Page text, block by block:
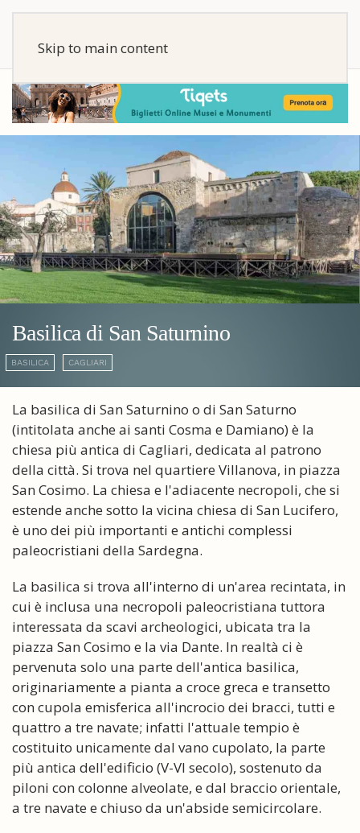
Skip to main content
Basilica di San Saturnino
BASILICA CAGLIARI
La basilica di San Saturnino o di San Saturno
(intitolata anche ai santi Cosma e Damiano) è la
chiesa più antica di Cagliari, dedicata al patrono
della città. Si trova nel quartiere Villanova, in piazza
San Cosimo. La chiesa e l'adiacente necropoli, che si
estende anche sotto la vicina chiesa di San Lucifero,
è uno dei più importanti e antichi complessi
paleocristiani della Sardegna.
La basilica si trova all'interno di un'area recintata, in
cui è inclusa una necropoli paleocristiana tuttora
interessata da scavi archeologici, ubicata tra la
piazza San Cosimo e la via Dante. In realtà ci è
pervenuta solo una parte dell'antica basilica,
originariamente a pianta a croce greca e transetto
con cupola emisferica all'incrocio dei bracci, tutti e
quattro a tre navate; infatti l'attuale tempio è
costituito unicamente dal vano cupolato, la parte
più antica dell'edificio (V-VI secolo), sostenuto da
piloni con colonne alveolate, e dal braccio orientale,
a tre navate e chiuso da un'abside semicircolare.